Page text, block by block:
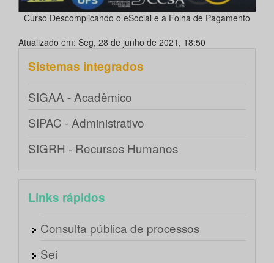
Curso Descomplicando o eSocial e a Folha de Pagamento
Atualizado em: Seg, 28 de junho de 2021, 18:50
Sistemas integrados
SIGAA - Acadêmico
SIPAC - Administrativo
SIGRH - Recursos Humanos
Links rápidos
Consulta pública de processos
Sei